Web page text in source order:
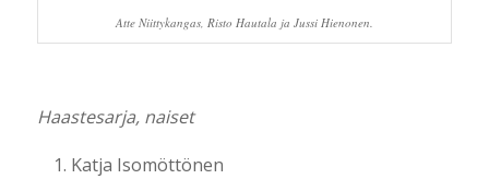
Atte Niittykangas, Risto Hautala ja Jussi Hienonen.
Haastesarja, naiset
Katja Isomöttönen